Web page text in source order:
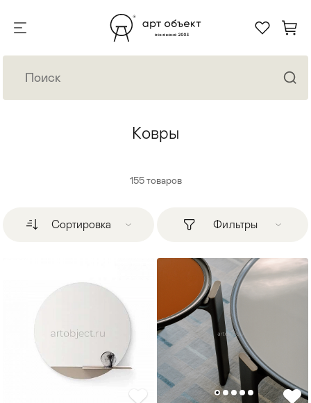
Ковры
155товаров
Сортировка Фильтры